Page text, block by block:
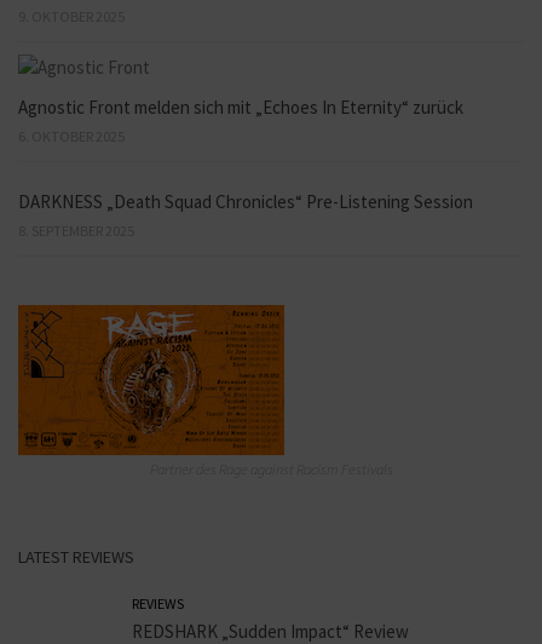
Agnostic Front melden sich mit „Echoes In Eternity“ zurück
DARKNESS „Death Squad Chronicles“ Pre-Listening Session
LATEST REVIEWS
REVIEWS
REDSHARK „Sudden Impact“ Review